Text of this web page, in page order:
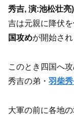
秀吉, 演:池松壮亮)
吉は元親に降伏
国攻めが開始され
このとき四国へ
秀吉の弟・ 羽柴
大軍の前に各地